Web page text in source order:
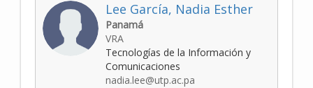
Lee García, Nadia Esther
Panamá
VRA
Tecnologías de la Información y
Comunicaciones
nadia.lee@utp.ac.pa